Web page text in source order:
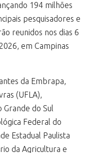
194 milhões
pesquisadores e
reunidos nos dias 6
em Campinas
da Embrapa,
(UFLA),
Grande do Sul
Federal do
Estadual Paulista
da Agricultura e